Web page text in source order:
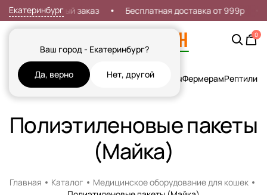
Екатеринбург
Ваш город - Екатеринбург?
Да, верно Нет, другой
7% на первый заказ Бесплатная доставка от 999р
0
Кошки СобакиРыбы Грызуны и Хорьки ПтицыФермерамРептилии
Полиэтиленовые пакеты
(Майка)
Главная Каталог
Медицинское оборудование для кошек